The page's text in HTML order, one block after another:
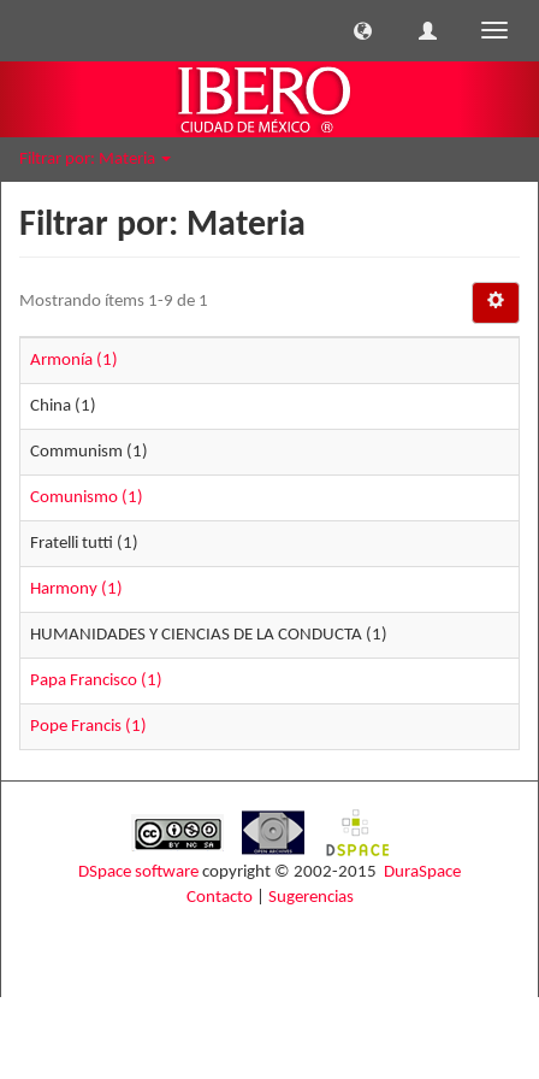
Filtrar por: Materia
Filtrar por: Materia
Mostrando ítems 1-9 de 1
Armonía (1)
China (1)
Communism (1)
Comunismo (1)
Fratelli tutti (1)
Harmony (1)
HUMANIDADES Y CIENCIAS DE LA CONDUCTA (1)
Papa Francisco (1)
Pope Francis (1)
DSpace software copyright © 2002-2015 DuraSpace
Contacto| Sugerencias